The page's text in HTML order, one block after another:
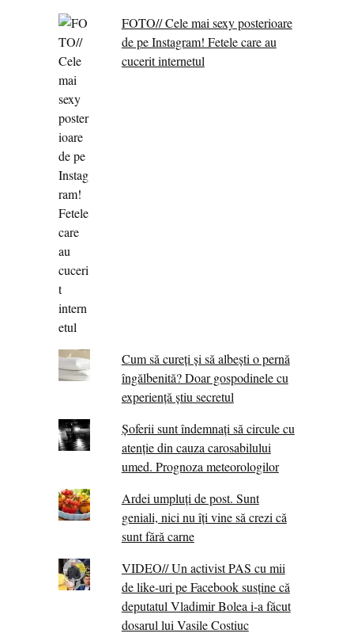
FOTO// Cele mai sexy posterioare
de pe Instagram! Fetele care au
cucerit internetul
Cum să cureți și să albești o pernă
îngălbenită? Doar gospodinele cu
experiență știu secretul
Șoferii sunt îndemnați să circule cu
atenție din cauza carosabilului
umed. Prognoza meteorologilor
Ardei umpluți de post. Sunt
geniali, nici nu îți vine să crezi că
sunt fără carne
VIDEO// Un activist PAS cu mii
de like-uri pe Facebook susține că
deputatul Vladimir Bolea i-a făcut
dosarul lui Vasile Costiuc